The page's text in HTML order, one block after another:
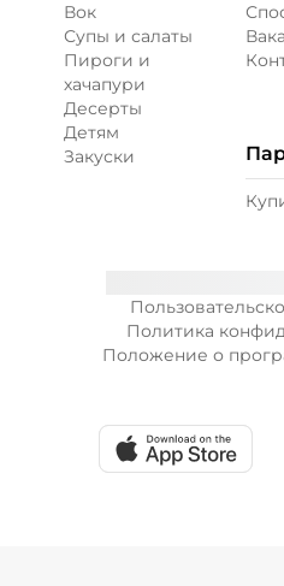
Политика
Положение о
Вок
Супы и салаты
Пироги и
хачапури
Десерты
Детям
Закуски